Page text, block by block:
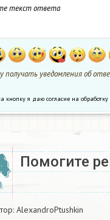
получать уведомления об
кнопку я даю согласие на
Помогите
AlexandroPtushkin